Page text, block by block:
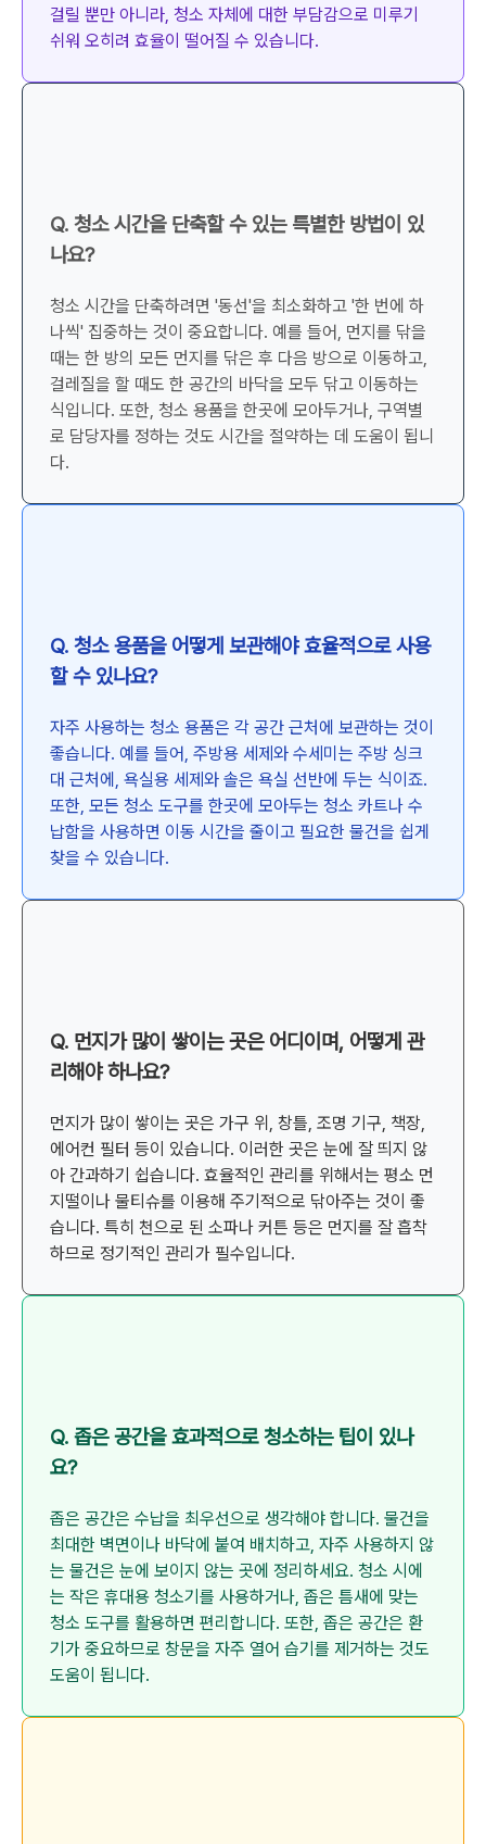
걸릴 뿐만 아니라, 청소 자체에 대한 부담감으로 미루기
쉬워 오히려 효율이 떨어질 수 있습니다.
Q. 청소 시간을 단축할 수 있는 특별한 방법이 있
나요?
청소 시간을 단축하려면 '동선'을 최소화하고 '한 번에 하
나씩' 집중하는 것이 중요합니다. 예를 들어, 먼지를 닦을
때는 한 방의 모든 먼지를 닦은 후 다음 방으로 이동하고,
걸레질을 할 때도 한 공간의 바닥을 모두 닦고 이동하는
식입니다. 또한, 청소 용품을 한곳에 모아두거나, 구역별
로 담당자를 정하는 것도 시간을 절약하는 데 도움이 됩니
다.
Q. 청소 용품을 어떻게 보관해야 효율적으로 사용
할 수 있나요?
자주 사용하는 청소 용품은 각 공간 근처에 보관하는 것이
좋습니다. 예를 들어, 주방용 세제와 수세미는 주방 싱크
대 근처에, 욕실용 세제와 솔은 욕실 선반에 두는 식이죠.
또한, 모든 청소 도구를 한곳에 모아두는 청소 카트나 수
납함을 사용하면 이동 시간을 줄이고 필요한 물건을 쉽게
찾을 수 있습니다.
Q. 먼지가 많이 쌓이는 곳은 어디이며, 어떻게 관
리해야 하나요?
먼지가 많이 쌓이는 곳은 가구 위, 창틀, 조명 기구, 책장,
에어컨 필터 등이 있습니다. 이러한 곳은 눈에 잘 띄지 않
아 간과하기 쉽습니다. 효율적인 관리를 위해서는 평소 먼
지떨이나 물티슈를 이용해 주기적으로 닦아주는 것이 좋
습니다. 특히 천으로 된 소파나 커튼 등은 먼지를 잘 흡착
하므로 정기적인 관리가 필수입니다.
Q. 좁은 공간을 효과적으로 청소하는 팁이 있나
요?
좁은 공간은 수납을 최우선으로 생각해야 합니다. 물건을
최대한 벽면이나 바닥에 붙여 배치하고, 자주 사용하지 않
는 물건은 눈에 보이지 않는 곳에 정리하세요. 청소 시에
는 작은 휴대용 청소기를 사용하거나, 좁은 틈새에 맞는
청소 도구를 활용하면 편리합니다. 또한, 좁은 공간은 환
기가 중요하므로 창문을 자주 열어 습기를 제거하는 것도
도움이 됩니다.